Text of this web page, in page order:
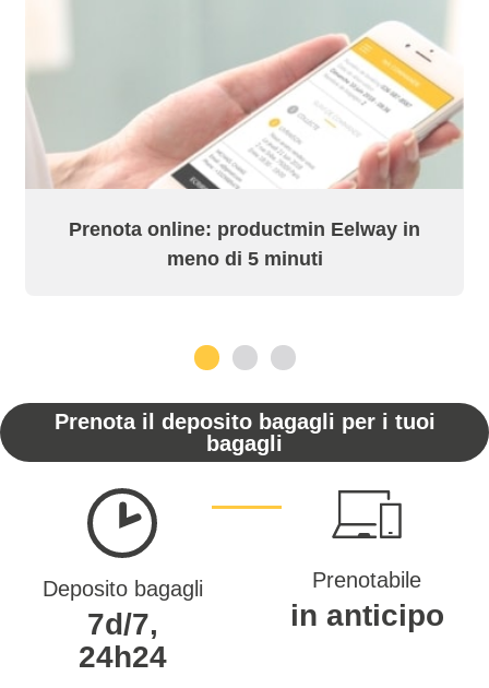
Prenota online: productmin Eelway in
meno di 5 minuti
Prenota il deposito bagagli per i tuoi
bagagli
Deposito bagagli
7d/7,
24h24
Prenotabile
in anticipo